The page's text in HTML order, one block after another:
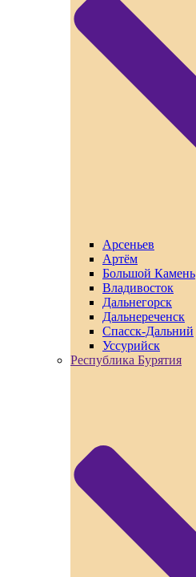
Арсеньев
Артём
Большой Камень
Владивосток
Дальнегорск
Дальнереченск
Спасск-Дальний
Уссурийск
Республика Бурятия